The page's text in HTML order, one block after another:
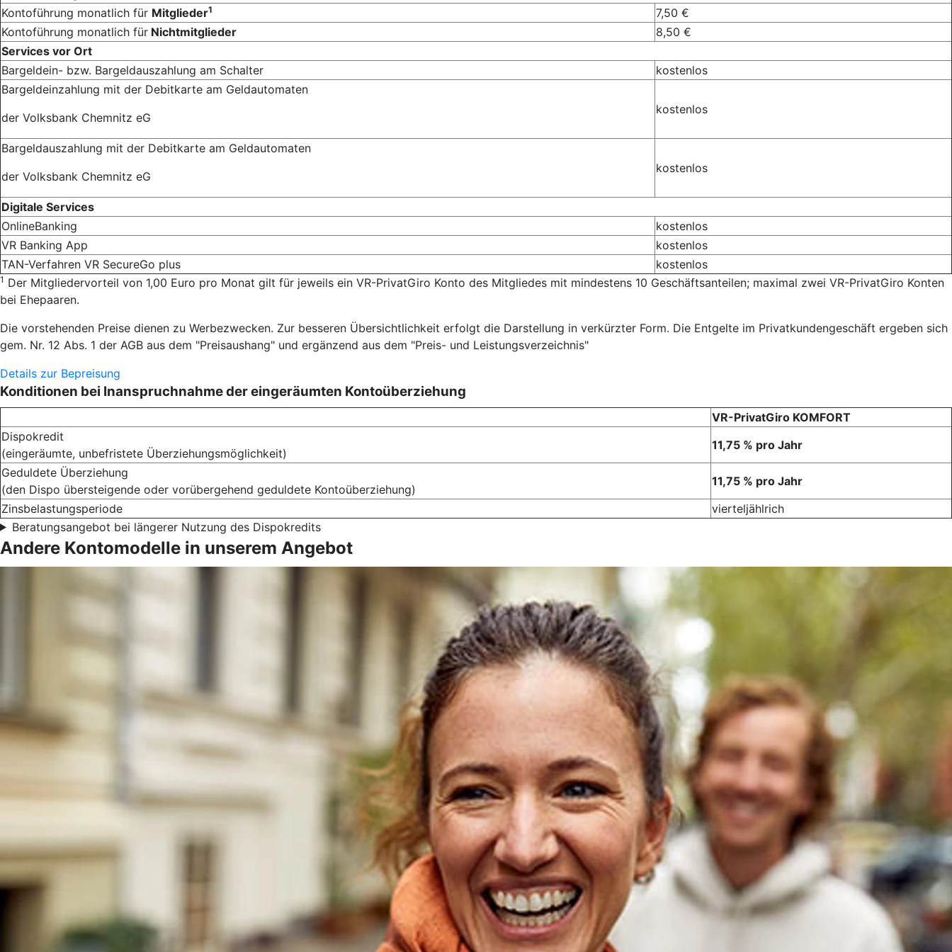
Kontoführung monatlich für Mitglieder1
7,50 €
Kontoführung monatlich für Nichtmitglieder
8,50 €
Services vor Ort
Bargeldein- bzw. Bargeldauszahlung am Schalter
kostenlos
Bargeldeinzahlung mit der Debitkarte am Geldautomaten
der Volksbank Chemnitz eG
kostenlos
Bargeldauszahlung mit der Debitkarte am Geldautomaten
der Volksbank Chemnitz eG
kostenlos
Digitale Services
OnlineBanking
kostenlos
VR Banking App
kostenlos
TAN-Verfahren VR SecureGo plus
kostenlos
1 Der Mitgliedervorteil von 1,00 Euro pro Monat gilt für jeweils ein VR-PrivatGiro Konto des Mitgliedes mit mindestens 10 Geschäftsanteilen; maximal zwei VR-PrivatGiro Konten
bei Ehepaaren.
Die vorstehenden Preise dienen zu Werbezwecken. Zur besseren Übersichtlichkeit erfolgt die Darstellung in verkürzter Form. Die Entgelte im Privatkundengeschäft ergeben sich
gem. Nr. 12 Abs. 1 der AGB aus dem "Preisaushang" und ergänzend aus dem "Preis- und Leistungsverzeichnis"
Details zur Bepreisung
Konditionen bei Inanspruchnahme der eingeräumten Kontoüberziehung
VR-PrivatGiro KOMFORT
Dispokredit
(eingeräumte, unbefristete Überziehungsmöglichkeit)
11,75 % pro Jahr
Geduldete Überziehung
(den Dispo übersteigende oder vorübergehend geduldete Kontoüberziehung)
11,75 % pro Jahr
Zinsbelastungsperiode
vierteljählrich
Beratungsangebot bei längerer Nutzung des Dispokredits
Andere Kontomodelle in unserem Angebot